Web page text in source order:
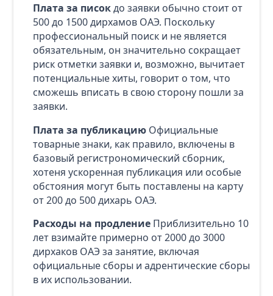
Плата за писокдо заявки обычно стоит от
500 до 1500 дирхамов ОАЭ. Поскольку
профессиональный поиск и не является
обязательным, он значительно сокращает
риск отметки заявки и, возможно, вычитает
потенциальные хиты, говорит о том, что
сможешь вписать в свою сторону пошли за
заявки.
Плата за публикациюОфициальные
товарные знаки, как правило, включены в
базовый регистрономический сборник,
хотеня ускоренная публикация или особые
обстояния могут быть поставлены на карту
от 200 до 500 дихарь ОАЭ.
Расходы на продлениеПриблизительно 10
лет взимайте примерно от 2000 до 3000
дирхаков ОАЭ за занятие, включая
официальные сборы и адрентические сборы
в их использовании.